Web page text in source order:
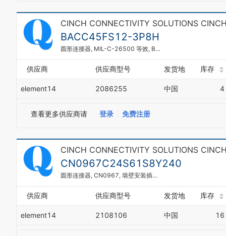
CINCH CONNECTIVITY SOLUTIONS
BACC45FS12-3P8H
圆形连接器, MIL-C-26500 等效, BACC45, 直型插头, 3 触点, 压接引脚-无触芯, 螺纹, 12-3
供应商 供应商型号 发货地 库存
element14 2086255 中国 4
查看更多供应商请 登录 免费注册
CINCH CONNECTIVITY SOLUTIONS
CN0967C24S61S8Y240
圆形连接器, CN0967, 墙壁安装插座, 61 触点, 压接插座, 螺纹, 24Y61
供应商 供应商型号 发货地 库存
element14 2108106 中国 16